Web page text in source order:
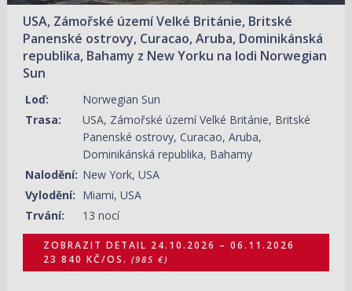
USA, Zámořské území Velké Británie, Britské
Panenské ostrovy, Curacao, Aruba, Dominikánská
republika, Bahamy z New Yorku na lodi Norwegian
Sun
Loď:
Norwegian Sun
Trasa:
USA, Zámořské území Velké Británie, Britské
Panenské ostrovy, Curacao, Aruba,
Dominikánská republika, Bahamy
Nalodění: New York, USA
Vylodění: Miami, USA
Trvání:
13 nocí
ZOBRAZIT DETAIL 24.10.2026 – 06.11.2026
23 840 KČ/OS. (985 €)